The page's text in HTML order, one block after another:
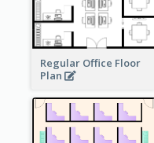
Regular Office Floor
Plan